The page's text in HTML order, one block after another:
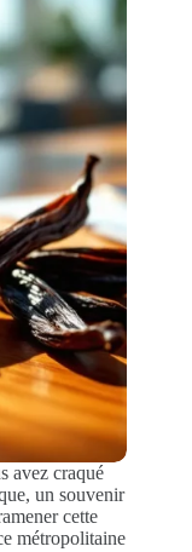
avez craqué
un souvenir
cette
métropolitaine